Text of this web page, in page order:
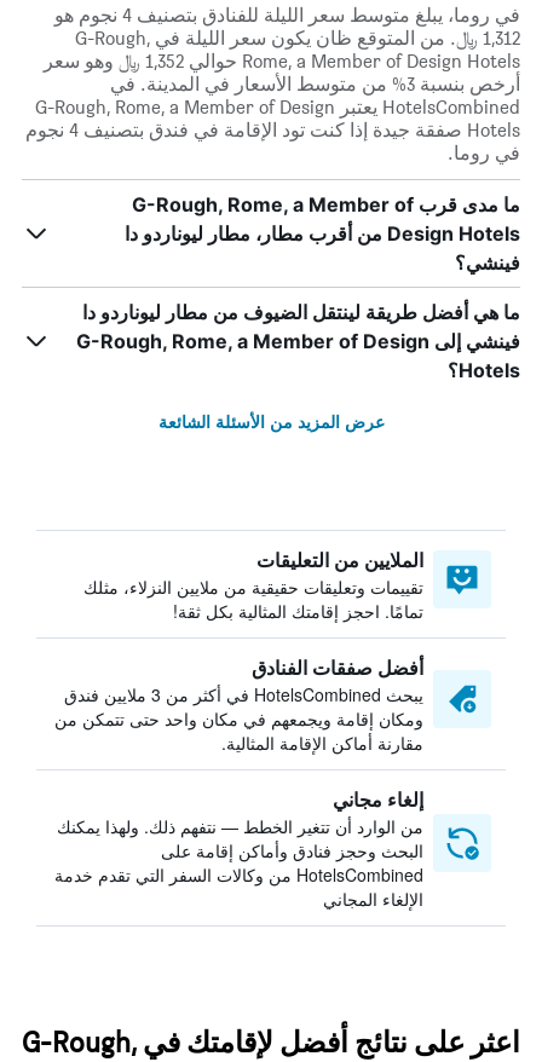
في روما، يبلغ متوسط ​​سعر الليلة للفنادق بتصنيف 4 نجوم هو
1,312 ﷼. من المتوقع ظان يكون سعر الليلة في G-Rough,
Rome, a Member of Design Hotels حوالي 1,352 ﷼ وهو سعر
أرخص بنسبة 3% من متوسط الأسعار في المدينة. في
HotelsCombined يعتبر G-Rough, Rome, a Member of Design
Hotels صفقة جيدة إذا كنت تود الإقامة في فندق بتصنيف 4 نجوم
في روما.
ما مدى قرب G-Rough, Rome, a Member of
Design Hotels من أقرب مطار، مطار ليوناردو دا
فينشي؟
ما هي أفضل طريقة لينتقل الضيوف من مطار ليوناردو دا
فينشي إلى G-Rough, Rome, a Member of Design
Hotels؟
عرض المزيد من الأسئلة الشائعة
الملايين من التعليقات
تقييمات وتعليقات حقيقية من ملايين النزلاء، مثلك
تمامًا. احجز إقامتك المثالية بكل ثقة!
أفضل صفقات الفنادق
يبحث HotelsCombined في أكثر من 3 ملايين فندق
ومكان إقامة ويجمعهم في مكان واحد حتى تتمكن من
مقارنة أماكن الإقامة المثالية.
إلغاء مجاني
من الوارد أن تتغير الخطط — نتفهم ذلك. ولهذا يمكنك
البحث وحجز فنادق وأماكن إقامة على
HotelsCombined من وكالات السفر التي تقدم خدمة
الإلغاء المجاني
اعثر على نتائج أفضل لإقامتك في G-Rough,